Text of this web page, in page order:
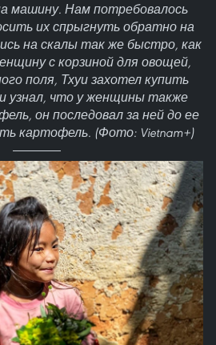
машину. Нам потребовалось
их спрыгнуть обратно на
на скалы так же быстро, как
с корзиной для овощей,
поля, Тхуи захотел купить
узнал, что у женщины также
он последовал за ней до ее
картофель. (Фото: Vietnam+)